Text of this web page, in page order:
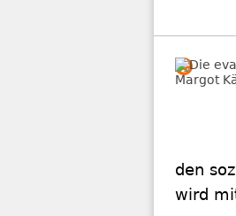
den
wird